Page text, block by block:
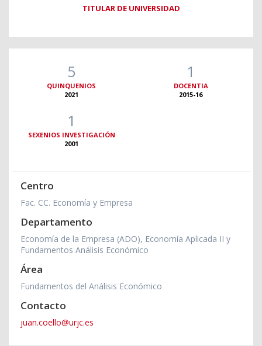
TITULAR DE UNIVERSIDAD
5
QUINQUENIOS
2021
1
DOCENTIA
2015-16
1
SEXENIOS INVESTIGACIÓN
2001
Centro
Fac. CC. Economía y Empresa
Departamento
Economía de la Empresa (ADO), Economía Aplicada II y
Fundamentos Análisis Económico
Área
Fundamentos del Análisis Económico
Contacto
juan.coello@urjc.es